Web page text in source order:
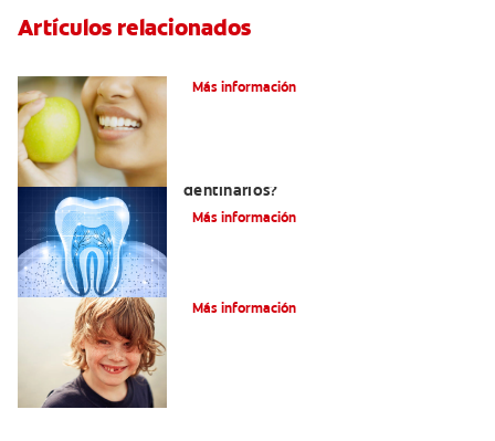
Artículos relacionados
Más información
dentinarios?
Más información
Más información